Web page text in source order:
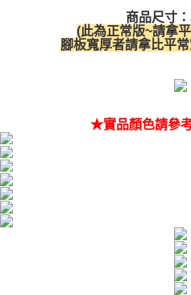
５．嚴禁一人註冊多個帳號或使用他人
恩沛科技股份有限公司將有權停止該用
商品尺寸
(此為正常版~請拿
腳板寬厚者請拿比平
★實品顏色請參